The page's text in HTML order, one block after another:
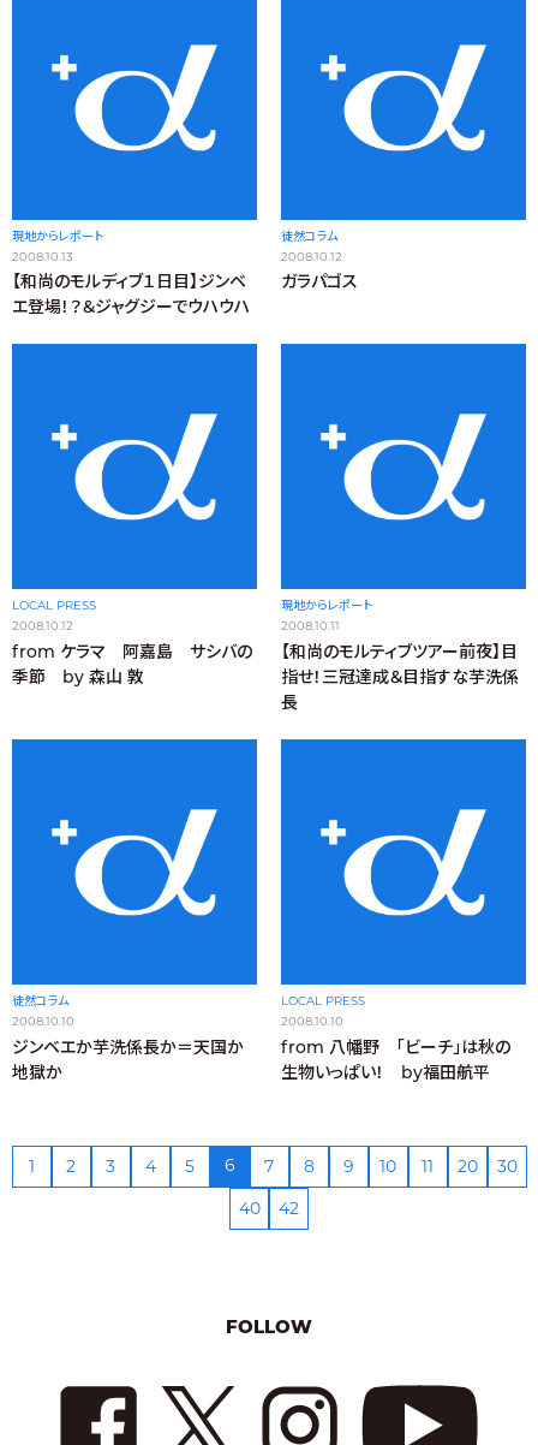
現地からレポート
2008.10.13
【和尚のモルディブ１日目】ジンベ
エ登場！？＆ジャグジーでウハウハ
徒然コラム
2008.10.12
ガラパゴス
LOCAL PRESS
2008.10.12
from ケラマ 阿嘉島 サシバの
季節 by 森山 敦
現地からレポート
2008.10.11
【和尚のモルティブツアー前夜】目
指せ！三冠達成＆目指すな芋洗係
長
徒然コラム
2008.10.10
ジンベエか芋洗係長か＝天国か
地獄か
LOCAL PRESS
2008.10.10
from 八幡野 「ビーチ」は秋の
生物いっぱい！ by福田航平
1 2 3 4 5 6 7 8 9 10 11 20
30
40
42
FOLLOW